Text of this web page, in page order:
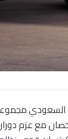
السوق السعودي